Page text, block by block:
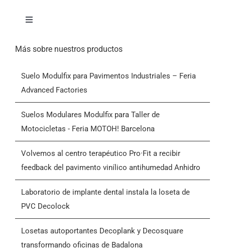
Alternar
Inicio
Productos
Quiénes somos
Contactar
Condiciones Generales de Venta (CGV)
Más sobre nuestros productos
Suelo Modulfix para Pavimentos Industriales – Feria
Advanced Factories
Suelos Modulares Modulfix para Taller de
Motocicletas - Feria MOTOH! Barcelona
Volvemos al centro terapéutico Pro·Fit a recibir
feedback del pavimento vinílico antihumedad Anhidro
Laboratorio de implante dental instala la loseta de
PVC Decolock
Losetas autoportantes Decoplank y Decosquare
transformando oficinas de Badalona